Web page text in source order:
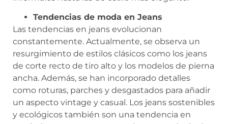
Tendencias de moda en Jeans
Las tendencias en jeans evolucionan
constantemente. Actualmente, se observa un
resurgimiento de estilos clásicos como los jeans
de corte recto de tiro alto y los modelos de pierna
ancha. Además, se han incorporado detalles
como roturas, parches y desgastados para añadir
un aspecto vintage y casual. Los jeans sostenibles
y ecológicos también son una tendencia en